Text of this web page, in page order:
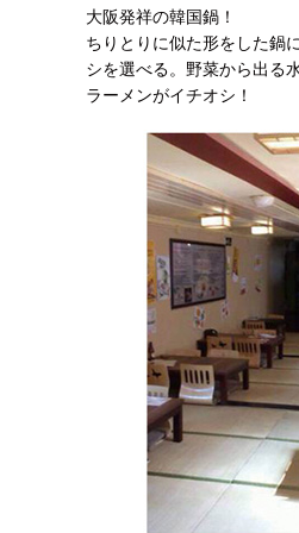
大阪発祥の韓国鍋！
ちりとりに似た形をした鍋
シを選べる。野菜から出る
ラーメンがイチオシ！